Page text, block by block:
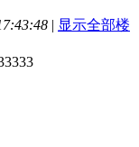
| 显示全部楼